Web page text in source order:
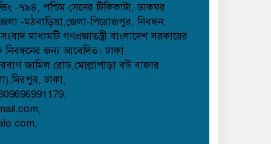
-৭৯৪, পশ্চিম সেনের টিকিকাটা, ডাকঘর
-মঠবাড়িয়া,জেলা-পিরোজপুর, নিবন্ধন:
মাধ্যমটি গণপ্রজাতন্ত্রী বাংলাদেশ সরকারের
নিবন্ধনের জন্য আবেদিত। ঢাকা
জামিল রোড,মোল্লাপাড়া বউ বাজার
ঢাকা,